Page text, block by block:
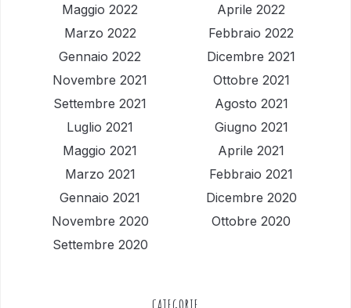
Maggio 2022
Aprile 2022
Marzo 2022
Febbraio 2022
Gennaio 2022
Dicembre 2021
Novembre 2021
Ottobre 2021
Settembre 2021
Agosto 2021
Luglio 2021
Giugno 2021
Maggio 2021
Aprile 2021
Marzo 2021
Febbraio 2021
Gennaio 2021
Dicembre 2020
Novembre 2020
Ottobre 2020
Settembre 2020